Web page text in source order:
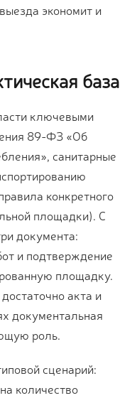
экономит и
база
ключевыми
89-ФЗ «Об
санитарные
конкретного
площадки). С
документа:
и подтверждение
площадку.
акта и
документальная
роль.
сценарий:
количество